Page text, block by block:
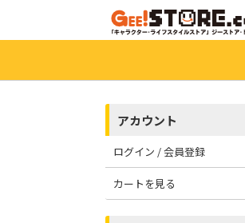
アカウント
ログイン / 会員登録
カートを見る